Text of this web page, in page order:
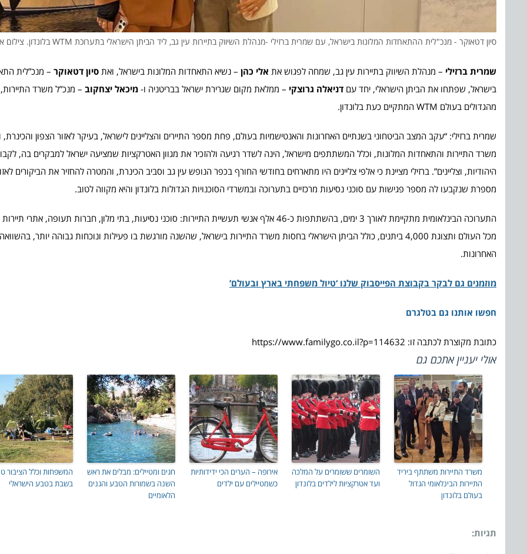
סיון דטאוקר - מנכ"לית ההתאחדות המלונות בישראל, עם שמרית ברזילי -מנהלת השיווק בתיירות עין גב, ליד הביתן הישראלי בתערוכת WTM בלונדון. צילום אלבום פרטי/יח"צ
שמרית ברזילי – מנהלת השיווק בתיירות עין גב, שמחה לפגוש את אלי כהן – נשיא התאחדות המלונות בישראל, ואת סיון דטאוקר – מנכ”לית
בישראל, שפתחו את הביתן הישראלי, יחד עם דניאלה גרוצקי – ממלאת מקום שגרירת ישראל בבריטניה ו- מיכאל יצחקוב – מנכ”ל משרד התיירות,
מהגדולים בעולם WTM המתקיים כעת בלונדון.
שמרית ברזילי: “עקב המצב הביטחוני בשנתיים האחרונות והאנטישמיות בעולם, פחת מספר התיירים והצליינים לישראל, בעיקר לאזור הצפון
משרד התיירות והתאחדות המלונות, וכלל המשתתפים מישראל, הינה לשדר רגיעה ולהזכיר את מגוון האטרקציות שמציעה ישראל למבקרים בה,
היהודיות, וצליינים”. ברזילי מציינת כי אלפי צליינים היו מתארחים בחודשי החורף בכפר הנופש עין גב וסביב הכינרת, והמטרה להחזיר את הביקורים
מספרת שנקבעו לה מספר פגישות עם סוכני נסיעות מרכזיים בתערוכה ובמשרדי הסוכנויות הגדולות בלונדון והיא מקווה לטוב.
התערוכה הבינלאומית מתקיימת לאורך 3 ימים, בהשתתפות כ-46 אלף אנשי תעשיית התיירות: סוכני נסיעות, בתי מלון, חברות תעופה, אתרי
מכל העולם ותצוגת 4,000 ביתנים, כולל הביתן הישראלי בחסות משרד התיירות בישראל, שהשנה מורגשת בו פעילות ונוכחות גבוהה יותר,
האחרונות.
מוזמנים גם לבקר בקבוצת הפייסבוק שלנו ‘טיול משפחתי בארץ ובעולם’
חפשו אותנו גם בטלגרם
כתובת מקוצרת לכתבה זו: https://www.familygo.co.il?p=114632
אולי יעניין אתכם גם
משרד התיירות משתתף ביריד
התיירות הבינלאומי הגדול
בעולם בלונדון
השומרים ששומרים על המלכה
ועד אטרקציות לילדים בלונדון
אירופה – הערים הכי ידידותיות
כשמטיילים עם ילדים
חגים ומטיילים: מבלים את ראש
השנה בשמורות הטבע והגנים
הלאומיים
המשפחות וכלל הציבור
בשבת בטבע הישראלי
תגיות: